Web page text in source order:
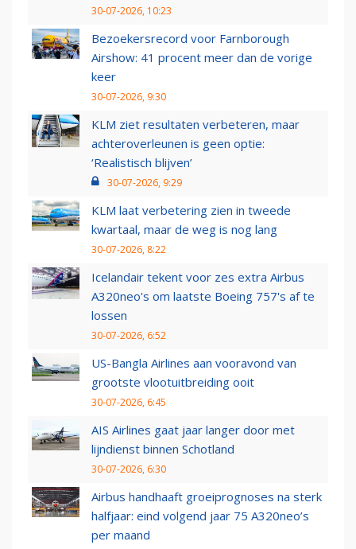
30-07-2026, 10:23
Bezoekersrecord voor Farnborough
Airshow: 41 procent meer dan de vorige
keer
30-07-2026, 9:30
KLM ziet resultaten verbeteren, maar
achteroverleunen is geen optie:
‘Realistisch blijven’
30-07-2026, 9:29
KLM laat verbetering zien in tweede
kwartaal, maar de weg is nog lang
30-07-2026, 8:22
Icelandair tekent voor zes extra Airbus
A320neo's om laatste Boeing 757's af te
lossen
30-07-2026, 6:52
US-Bangla Airlines aan vooravond van
grootste vlootuitbreiding ooit
30-07-2026, 6:45
AIS Airlines gaat jaar langer door met
lijndienst binnen Schotland
30-07-2026, 6:30
Airbus handhaaft groeiprognoses na sterk
halfjaar: eind volgend jaar 75 A320neo’s
per maand